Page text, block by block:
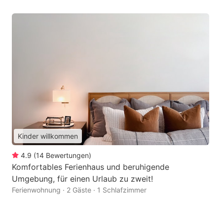
Kinder willkommen
4.9 (14 Bewertungen)
Komfortables Ferienhaus und beruhigende
Umgebung, für einen Urlaub zu zweit!
Ferienwohnung · 2 Gäste · 1 Schlafzimmer